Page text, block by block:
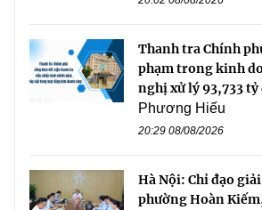
Thanh tra Chính
phạm trong kinh
nghị xử lý 93,733
Phương Hiếu
20:29 08/08/2026
Hà Nội: Chỉ đạo
phường Hoàn